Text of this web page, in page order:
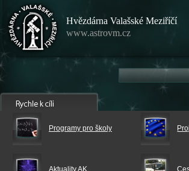
Hvězdárna Valašské Meziříčí
www.astrovm.cz
Programy pro školy
Aktuality AK